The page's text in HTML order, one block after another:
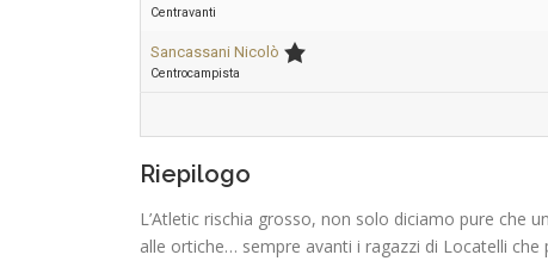
Centravanti
Sancassani Nicolò
Centrocampista
Riepilogo
L’Atletic rischia grosso, non solo diciamo pure che
alle ortiche… sempre avanti i ragazzi di Locatelli